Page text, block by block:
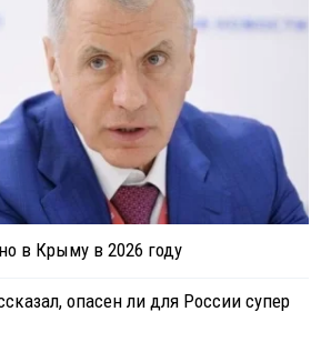
в Крыму в 2026 году
опасен ли для России супер